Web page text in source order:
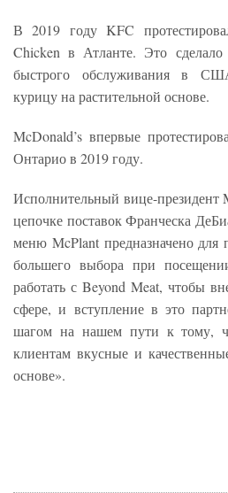
В 2019 году KFC
Chicken в Атланте. Это
быстрого обслуживания в
курицу на растительной основе.
McDonald’s впервые
Онтарио в 2019 году.
Исполнительный вице-президент
цепочке поставок Франческа
меню McPlant предназначено для
большего выбора при
работать с Beyond Meat, чтобы
сфере, и вступление в это
шагом на нашем пути к тому,
клиентам вкусные и
основе».